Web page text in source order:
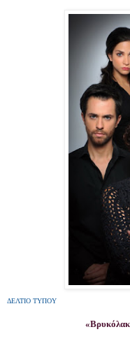
ΔΕΛΤΙΟ ΤΥΠΟΥ